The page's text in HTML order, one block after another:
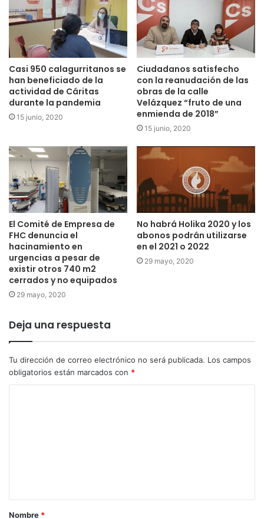
Casi 950 calagurritanos se
han beneficiado de la
actividad de Cáritas
durante la pandemia
15 junio, 2020
Ciudadanos satisfecho
con la reanudación de las
obras de la calle
Velázquez “fruto de una
enmienda de 2018”
15 junio, 2020
El Comité de Empresa de
FHC denuncia el
hacinamiento en
urgencias a pesar de
existir otros 740 m2
cerrados y no equipados
29 mayo, 2020
No habrá Holika 2020 y los
abonos podrán utilizarse
en el 2021 o 2022
29 mayo, 2020
Deja una respuesta
Tu dirección de correo electrónico no será publicada. Los campos
obligatorios están marcados con *
Nombre *